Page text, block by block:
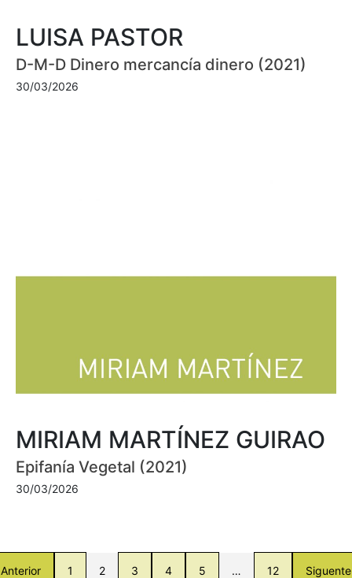
LUISA PASTOR
D-M-D Dinero mercancía dinero (2021)
30/03/2026
MIRIAM MARTÍNEZ GUIRAO
Epifanía Vegetal (2021)
30/03/2026
Anterior 1 2 3 4 5 … 12 Siguente